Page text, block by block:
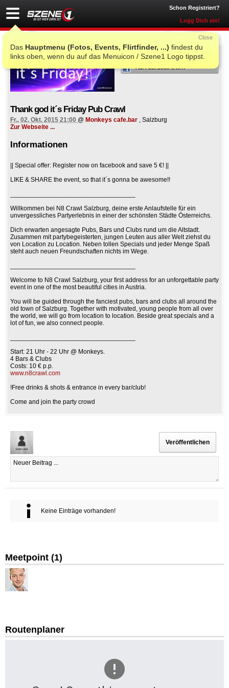
Schon Registriert?
Logg Dich ein!
Das Hauptmenu (Fotos, Events, Flirtfinder, ...) findest du
links oben, wenn du auf das Menuicon / Szene1 Logo tippst.
Close
ICH WAR AUCH DORT
Auf Facebook teilen
Thank god it´s Friday Pub Crawl
Fr., 02. Okt. 2015 21:00 @ Monkeys cafe.bar , Salzburg
Zur Webseite ...
Informationen
|| Special offer: Register now on facebook and save 5 €! ||
LIKE & SHARE the event, so that it´s gonna be awesome!!
Willkommen bei N8 Crawl Salzburg, deine erste Anlaufstelle für ein
unvergessliches Partyerlebnis in einer der schönsten Städte Österreichs.
Dich erwarten angesagte Pubs, Bars und Clubs rund um die Altstadt.
Zusammen mit partybegeisterten, jungen Leuten aus aller Welt ziehst du
von Location zu Location. Neben tollen Specials und jeder Menge Spaß
steht auch neuen Freundschaften nichts im Wege.
Welcome to N8 Crawl Salzburg, your first address for an unforgettable party
event in one of the most beautiful cities in Austria.
You will be guided through the fanciest pubs, bars and clubs all around the
old town of Salzburg. Together with motivated, young people from all over
the world, we will go from location to location. Beside great specials and a
lot of fun, we also connect people.
Start: 21 Uhr - 22 Uhr @ Monkeys.
4 Bars & Clubs
Costs: 10 € p.p.
www.n8crawl.com
!Free drinks & shots & entrance in every bar/club!
Come and join the party crowd
Keine Einträge vorhanden!
Meetpoint (1)
Routenplaner